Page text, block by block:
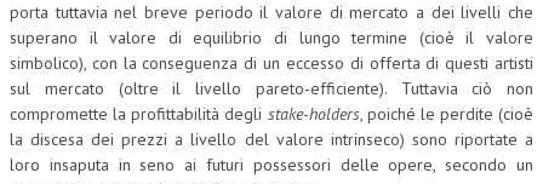
porta tuttavia nel breve periodo il valore di mercato a dei livelli che
superano il valore di equilibrio di lungo termine (cioè il valore
simbolico), con la conseguenza di un eccesso di offerta di questi artisti
sul mercato (oltre il livello pareto-efficiente). Tuttavia ciò non
compromette la profittabilità degli stake-holders, poiché le perdite (cioè
la discesa dei prezzi a livello del valore intrinseco) sono riportate a
loro insaputa in seno ai futuri possessori delle opere, secondo un